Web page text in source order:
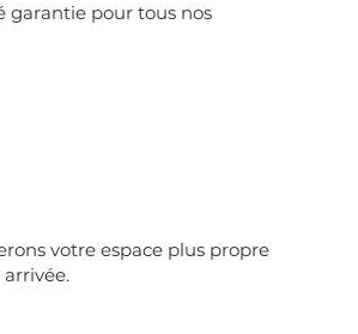
garantie pour tous nos
votre espace plus propre